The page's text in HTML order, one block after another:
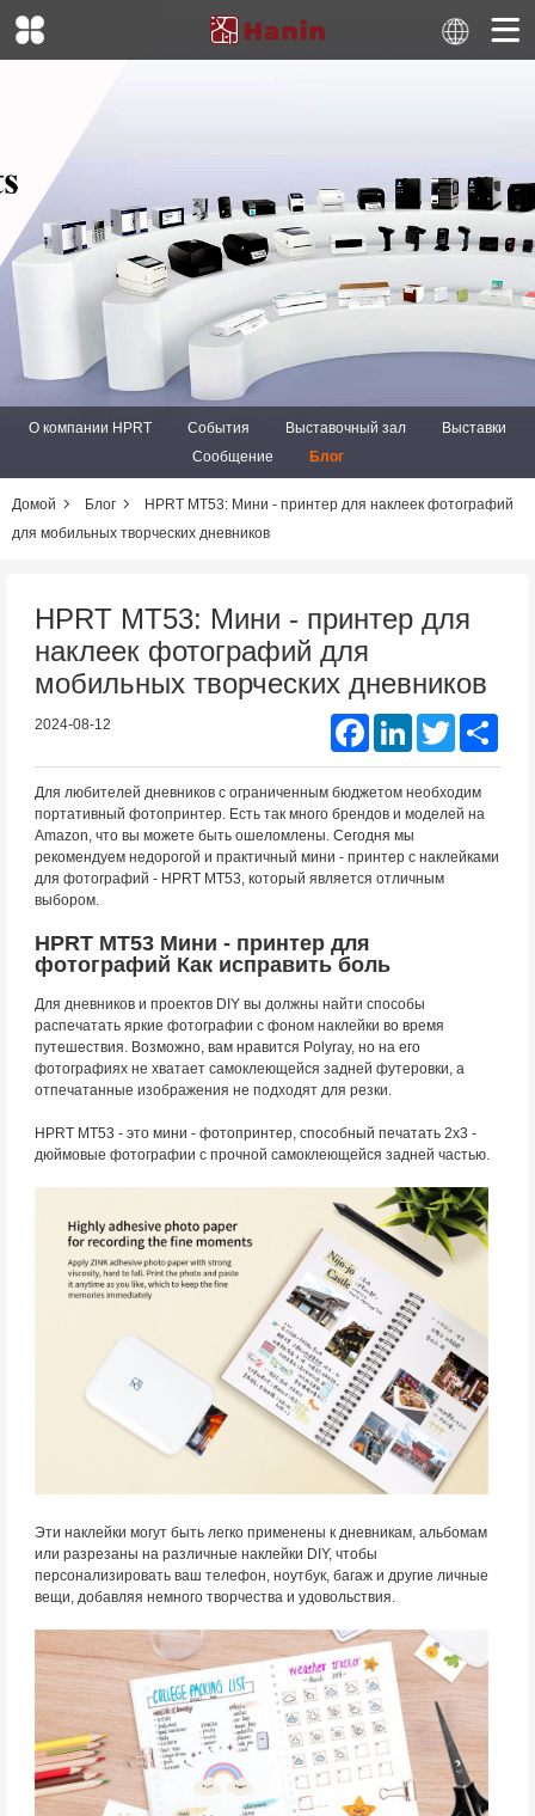
О компании HPRT События Выставочный зал
Выставки
Сообщение
Блог
Домой Блог
HPRT MT53: Мини - принтер для наклеек фотографий
для мобильных творческих дневников
HPRT MT53: Мини - принтер для
наклеек фотографий для
мобильных творческих дневников
2024-08-12 FacebookLinkedIn Twitter
Для любителей дневников с ограниченным бюджетом необходим
портативный фотопринтер. Есть так много брендов и моделей на
Amazon, что вы можете быть ошеломлены. Сегодня мы
рекомендуем недорогой и практичный мини - принтер с наклейками
для фотографий - HPRT MT53, который является отличным
выбором.
HPRT MT53 Мини - принтер для
фотографий Как исправить боль
Для дневников и проектов DIY вы должны найти способы
распечатать яркие фотографии с фоном наклейки во время
путешествия. Возможно, вам нравится Polyray, но на его
фотографиях не хватает самоклеющейся задней футеровки, а
отпечатанные изображения не подходят для резки.
HPRT MT53 - это мини - фотопринтер, способный печатать 2x3 -
дюймовые фотографии с прочной самоклеющейся задней частью.
Эти наклейки могут быть легко применены к дневникам, альбомам
или разрезаны на различные наклейки DIY, чтобы
персонализировать ваш телефон, ноутбук, багаж и другие личные
вещи, добавляя немного творчества и удовольствия.